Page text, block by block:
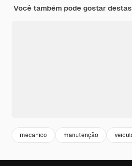
Você também pode gostar
mecanico manutenção